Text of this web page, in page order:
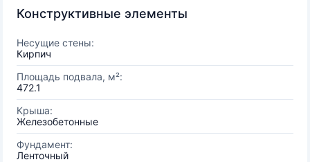
Конструктивные элементы
Несущие стены:
Кирпич
Площадь подвала, м²:
472.1
Крыша:
Железобетонные
Фундамент:
Ленточный